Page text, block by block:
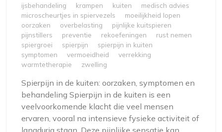
ijsbehandeling
krampen kuiten
medisch advies
microscheurtjes in spiervezels
moeilijkheid lopen
oorzaken
overbelasting
pijnlijke kuitspieren
pijnstillers
preventie rekoefeningen
rust nemen
spiergroei
spierpijn
spierpijn in kuiten
symptomen
vermoeidheid
verrekking
warmtetherapie
zwelling
Spierpijn in de kuiten: oorzaken, symptomen en
behandeling Spierpijn in de kuiten is een
veelvoorkomende klacht die veel mensen
ervaren, vooral na intensieve fysieke activiteit of
langdurig staan. Deze pijnlijke sensatie kan